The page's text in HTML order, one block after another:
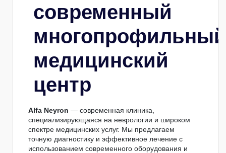
современный
многопрофильный
медицинский
центр
Alfa Neyron — современная клиника,
специализирующаяся на неврологии и широком
спектре медицинских услуг. Мы предлагаем
точную диагностику и эффективное лечение с
использованием современного оборудования и